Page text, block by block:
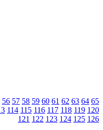
56 57 58 59 60 61 62 63 64 65
114 115 116 117 118 119 120
121 122 123 124 125 126